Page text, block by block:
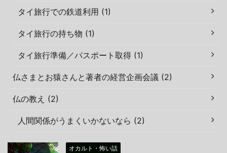
タイ旅行での鉄道利用 (1)
タイ旅行の持ち物 (1)
タイ旅行準備／パスポート取得 (1)
仏さまとお猿さんと著者の経営企画会議 (2)
仏の教え (2)
人間関係がうまくいかないなら (2)
オカルト・怖い話